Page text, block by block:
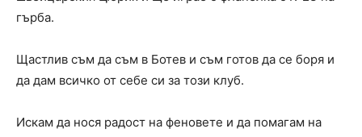
гърба.
Щастлив съм да съм в Ботев и съм готов да се боря и
да дам всичко от себе си за този клуб.
Искам да нося радост на феновете и да помагам на